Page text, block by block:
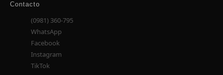
Contacto
(0981) 360-795
WhatsApp
Facebook
Instagram
TikTok